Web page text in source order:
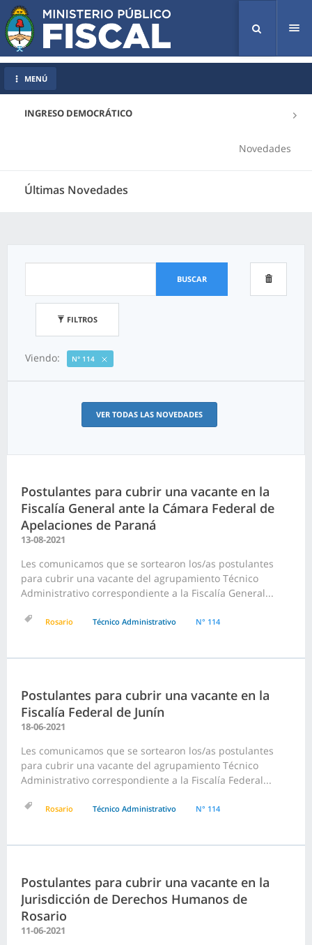
INGRESO DEMOCRÁTICO
Novedades
Últimas Novedades
MENÚ
BUSCAR
FILTROS
Viendo: N° 114
VER TODAS LAS NOVEDADES
Postulantes para cubrir una vacante en la
Fiscalía General ante la Cámara Federal de
Apelaciones de Paraná
13-08-2021
Les comunicamos que se sortearon los/as postulantes
para cubrir una vacante del agrupamiento Técnico
Administrativo correspondiente a la Fiscalía General...
Rosario Técnico Administrativo N° 114
Postulantes para cubrir una vacante en la
Fiscalía Federal de Junín
18-06-2021
Les comunicamos que se sortearon los/as postulantes
para cubrir una vacante del agrupamiento Técnico
Administrativo correspondiente a la Fiscalía Federal...
Rosario Técnico Administrativo N° 114
Postulantes para cubrir una vacante en la
Jurisdicción de Derechos Humanos de
Rosario
11-06-2021